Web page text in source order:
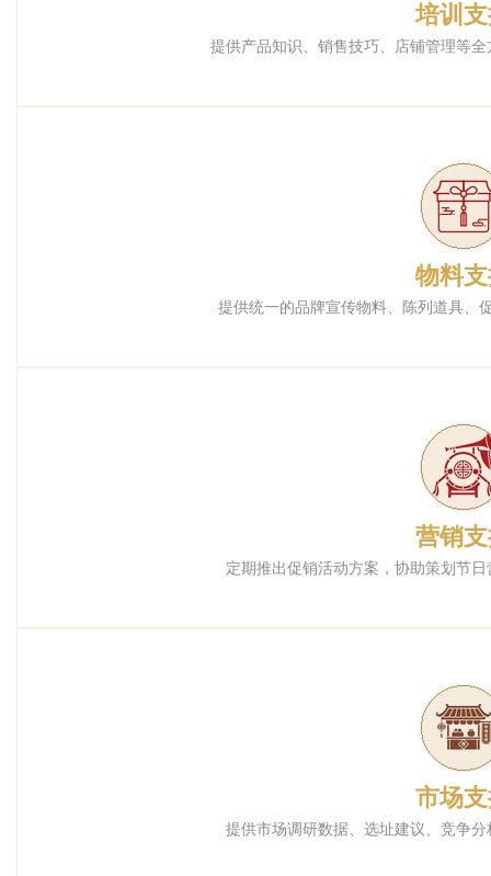
培训
提供产品知识、销售技巧、店铺管理等
物料
提供统一的品牌宣传物料、陈列道具、
营销
定期推出促销活动方案，协助策划节
市场
提供市场调研数据、选址建议、竞争